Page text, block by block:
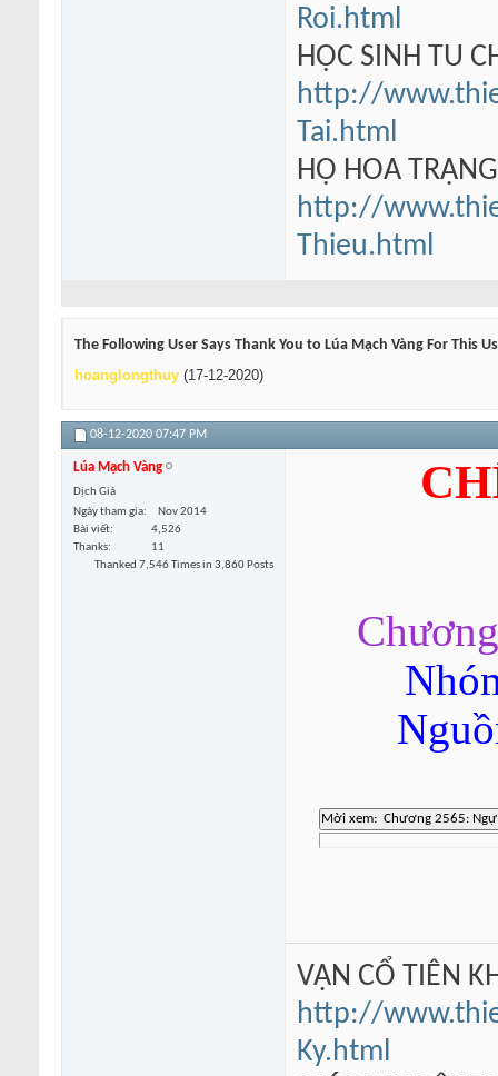
Roi.html
HỌC SINH TU
http://
Tai.html
HỘ HOA
http://
Thieu.html
The Following User Says Thank You to Lúa Mạch Vàng For This
hoanglongthuy (17-12-2020)
08-12-2020 07:47 PM
Lúa Mạch Vàng
Dịch Giả
Ngày tham gia
Nov 2014
Bài viết
4,526
Thanks
11
Thanked 7,546 Times in 3,860 Posts
VẠN CỔ TIÊN
http://
Ky.html